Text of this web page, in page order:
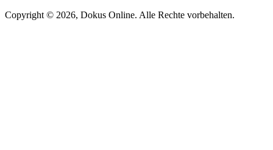
Copyright © 2026, Dokus Online. Alle Rechte vorbehalten.